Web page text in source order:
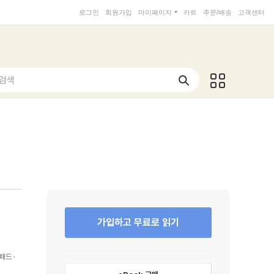
로그인 회원가입 마이페이지 카트 주문/배송 고객센터
색
드
가입하고 무료로 읽기